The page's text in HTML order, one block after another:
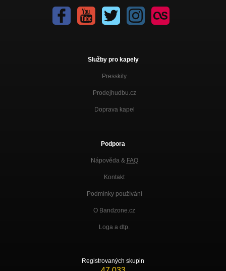
Služby pro kapely
Presskity
Prodejhudbu.cz
Doprava kapel
Podpora
Nápověda & FAQ
Kontakt
Podmínky používání
O Bandzone.cz
Loga a dtp.
Registrovaných skupin